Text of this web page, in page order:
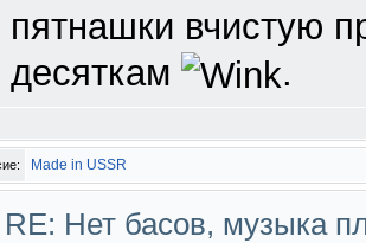
пятнашки вчистую
десяткам
.
Made in USSR
RE: Нет басов, музыка